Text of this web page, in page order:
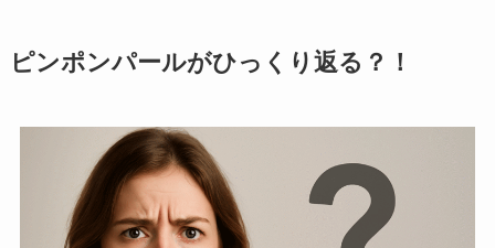
ピンポンパールがひっくり返る？！